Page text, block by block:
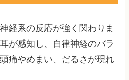
経系の反応が強く関わりま
が感知し、自律神経のバラ
痛やめまい、だるさが現れ